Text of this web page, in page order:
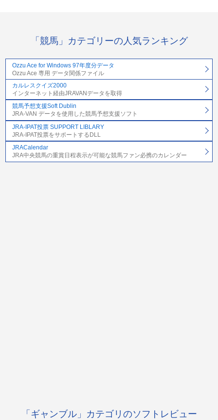
「競馬」カテゴリーの人気ランキング
Ozzu Ace for Windows 97年度分データ
Ozzu Ace 専用 データ関係ファイル
カルレスクイズ2000
インターネット経由JRAVANデータを取得
競馬予想支援Soft Dublin
JRA-VAN データを使用した競馬予想支援ソフト
JRA-IPAT投票 SUPPORT LIBLARY
JRA-IPAT投票をサポートするDLL
JRACalendar
JRA中央競馬の重賞日程表示が可能な競馬ファン必携のカレンダー
「ギャンブル」カテゴリのソフトレビュー